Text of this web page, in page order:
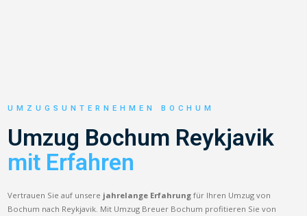
UMZUGSUNTERNEHMEN BOCHUM
Umzug Bochum Reykjavik
mit Erfahren
Vertrauen Sie auf unsere jahrelange Erfahrung für Ihren Umzug von
Bochum nach Reykjavik. Mit Umzug Breuer Bochum profitieren Sie von